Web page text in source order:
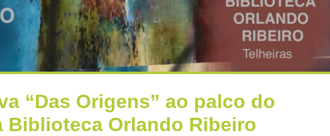
“Das Origens” ao palco do
Biblioteca Orlando Ribeiro